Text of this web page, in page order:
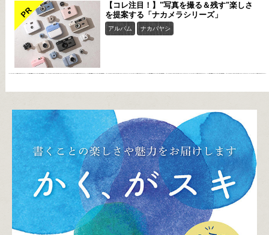
PR
【コレ注目！】"写真を撮る＆残す"楽しさ
を提案する「ナカメラシリーズ」
アルバム ナカバヤシ